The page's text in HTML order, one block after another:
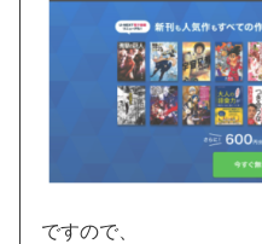
ですので、